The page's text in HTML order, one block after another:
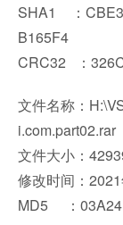
SHA1 ：
B165F4
CRC32 ：
文件名称：
i.com.part02.rar
文件大小：
修改时间：
MD5 ：